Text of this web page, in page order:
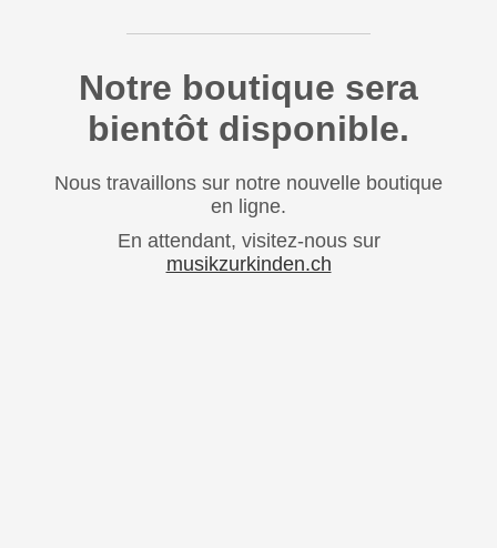
Notre boutique sera
bientôt disponible.
Nous travaillons sur notre nouvelle boutique
en ligne.
En attendant, visitez-nous sur
musikzurkinden.ch